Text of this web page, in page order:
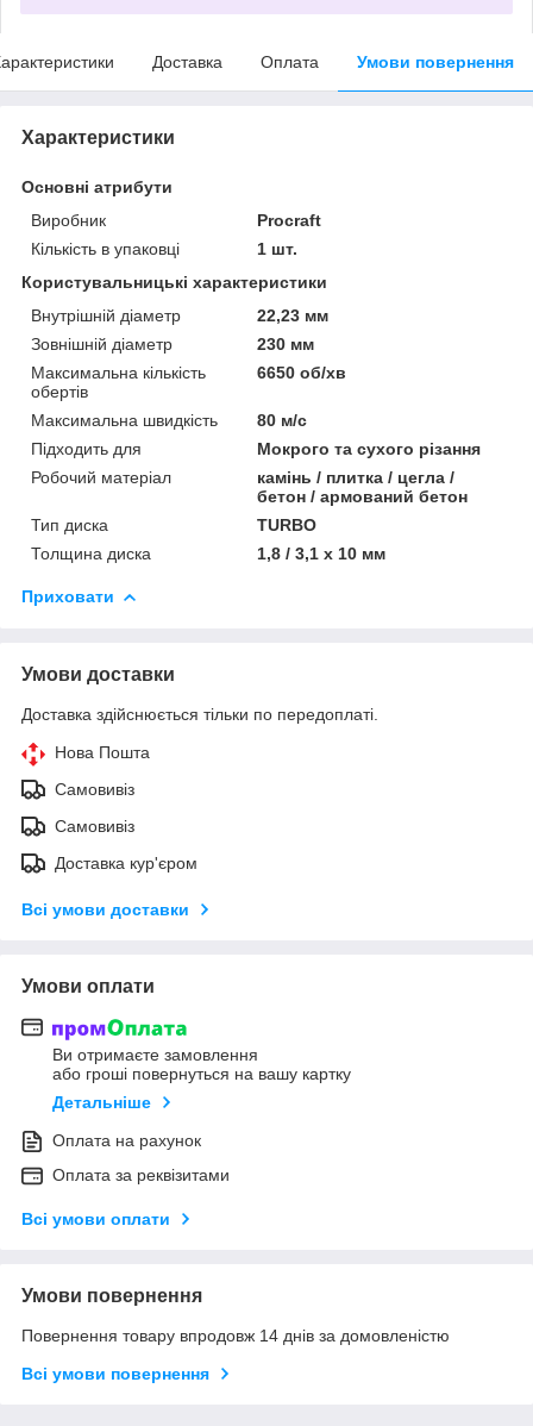
Доставка Оплата Умови повернення
Характеристики
Основні атрибути
Виробник
Procraft
Кількість в упаковці
1 шт.
Користувальницькі характеристики
Внутрішній діаметр
22,23 мм
Зовнішній діаметр
230 мм
Максимальна кількість
обертів
6650 об/хв
Максимальна швидкість
80 м/с
Підходить для
Мокрого та сухого різання
Робочий матеріал
камінь / плитка / цегла /
бетон / армований бетон
Тип диска
TURBO
Толщина диска
1,8 / 3,1 х 10 мм
Приховати
Умови доставки
Доставка здійснюється тільки по передоплаті.
Нова Пошта
Самовивіз
Самовивіз
Доставка кур'єром
Всі умови доставки
Умови оплати
Ви отримаєте замовлення
або гроші повернуться на вашу картку
Детальніше
Оплата на рахунок
Оплата за реквізитами
Всі умови оплати
Умови повернення
Повернення товару впродовж 14 днів за домовленістю
Всі умови повернення